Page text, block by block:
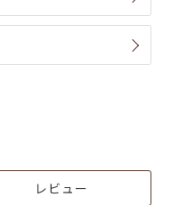
レビュー